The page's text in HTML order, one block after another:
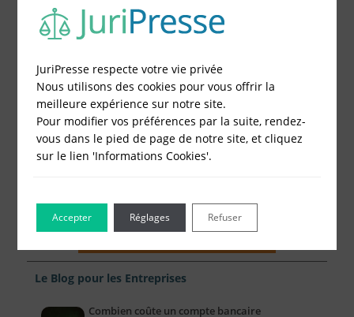
Le Blog pour les Entreprises
Combien coûte un compte bancaire
JuriPresse respecte votre vie privée
Nous utilisons des cookies pour vous offrir la
meilleure expérience sur notre site.
Pour modifier vos préférences par la suite, rendez-
vous dans le pied de page de notre site, et cliquez
sur le lien 'Informations Cookies'.
Accepter Refuser
Réglages